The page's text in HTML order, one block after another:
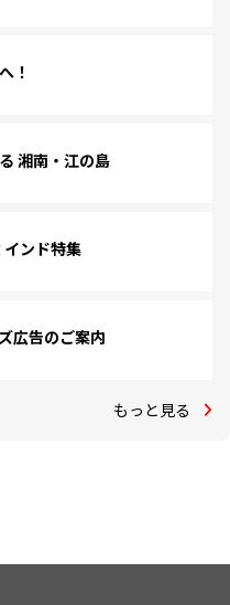
！
湘南・江の島
ンド特集
広告のご案内
もっと見る